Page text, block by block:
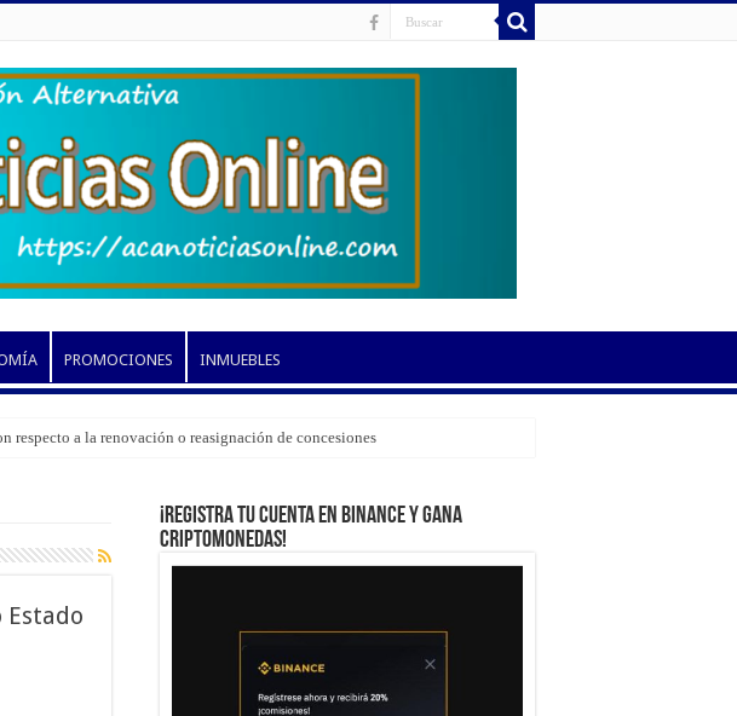
PROMOCIONES INMUEBLES
respecto a la renovación o reasignación de concesiones
¡Registra tu cuenta en Binance y gana
criptomonedas!